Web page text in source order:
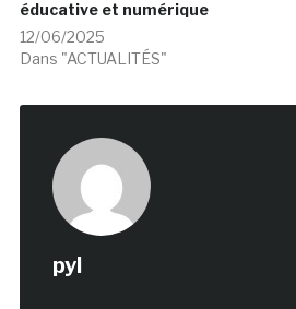
éducative et numérique
12/06/2025
Dans "ACTUALITÉS"
pyl